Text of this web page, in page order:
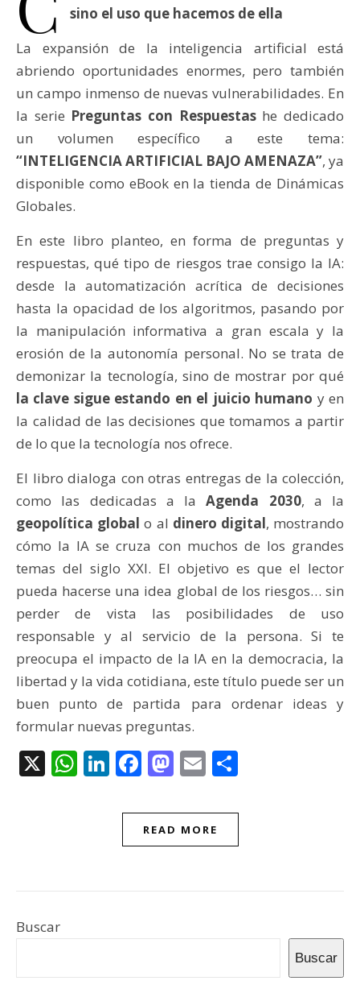
sino el uso que hacemos de ella
La expansión de la inteligencia artificial está
abriendo oportunidades enormes, pero también
un campo inmenso de nuevas vulnerabilidades. En
la serie Preguntas con Respuestashe dedicado
un volumen específico a este tema:
“INTELIGENCIA ARTIFICIAL BAJO AMENAZA”, ya
disponible como eBook en la tienda de Dinámicas
Globales.
En este libro planteo, en forma de preguntas y
respuestas, qué tipo de riesgos trae consigo la IA:
desde la automatización acrítica de decisiones
hasta la opacidad de los algoritmos, pasando por
la manipulación informativa a gran escala y la
erosión de la autonomía personal. No se trata de
demonizar la tecnología, sino de mostrar por qué
la clave sigue estando en el juicio humano y en
la calidad de las decisiones que tomamos a partir
de lo que la tecnología nos ofrece.
El libro dialoga con otras entregas de la colección,
como las dedicadas a laAgenda 2030, a la
geopolítica global o al dinero digital, mostrando
cómo la IA se cruza con muchos de los grandes
temas del siglo XXI. El objetivo es que el lector
pueda hacerse una idea global de los riesgos… sin
perder de vista las posibilidades de uso
responsable y al servicio de la persona. Si te
preocupa el impacto de la IA en la democracia, la
libertad y la vida cotidiana, este título puede ser un
buen punto de partida para ordenar ideas y
formular nuevas preguntas.
X WhatsApp
LinkedIn
Facebook
Mastodon
Email
READ MORE
Buscar
Buscar